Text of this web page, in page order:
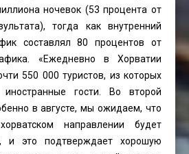
ночевок (53 процента от
тогда как внутренний
составлял 80 процентов от
«Ежедневно в Хорватии
550 000 туристов, из которых
гости. Во второй
в августе, мы ожидаем, что
направлении будет
и это подтверждает хорошую